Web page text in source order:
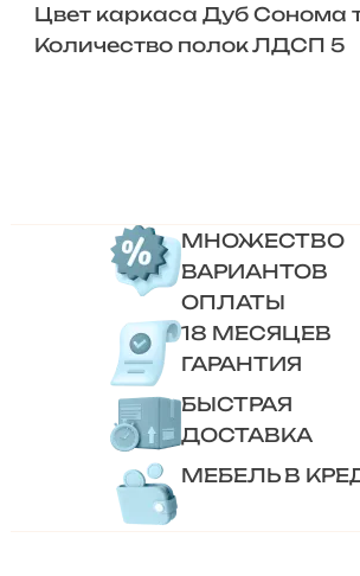
Цвет каркаса Дуб Сонома
Количество полок ЛДСП 5
МНОЖЕСТВО
ВАРИАНТОВ
ОПЛАТЫ
18 МЕСЯЦЕВ
ГАРАНТИЯ
БЫСТРАЯ
ДОСТАВКА
МЕБЕЛЬ В